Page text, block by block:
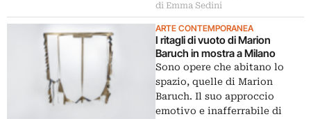
di Emma Sedini
ARTE CONTEMPORANEA
I ritagli di vuoto di Marion
Baruch in mostra a Milano
Sono opere che abitano lo
spazio, quelle di Marion
Baruch. Il suo approccio
emotivo e inafferrabile di